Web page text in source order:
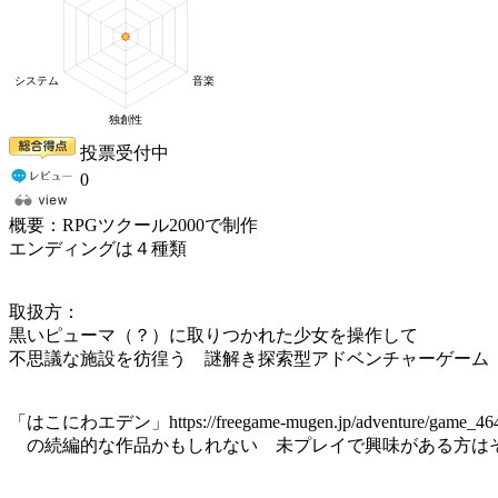
投票受付中
0
概要：RPGツクール2000で制作
エンディングは４種類
取扱方：
黒いピューマ（？）に取りつかれた少女を操作して
不思議な施設を彷徨う 謎解き探索型アドベンチャーゲーム
「はこにわエデン」https://freegame-mugen.jp/adventure/
の続編的な作品かもしれない 未プレイで興味がある方は